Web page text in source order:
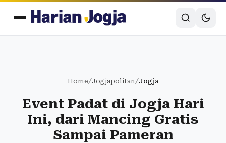
Home/Jogjapolitan/Jogja
Event Padat di Jogja Hari
Ini, dari Mancing Gratis
Sampai Pameran